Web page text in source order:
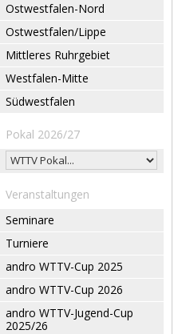
Ostwestfalen-Nord
Ostwestfalen/Lippe
Mittleres Ruhrgebiet
Westfalen-Mitte
Südwestfalen
Pokal 2026/27
Veranstaltungen
Seminare
Turniere
andro WTTV-Cup 2025
andro WTTV-Cup 2026
andro WTTV-Jugend-Cup
2025/26